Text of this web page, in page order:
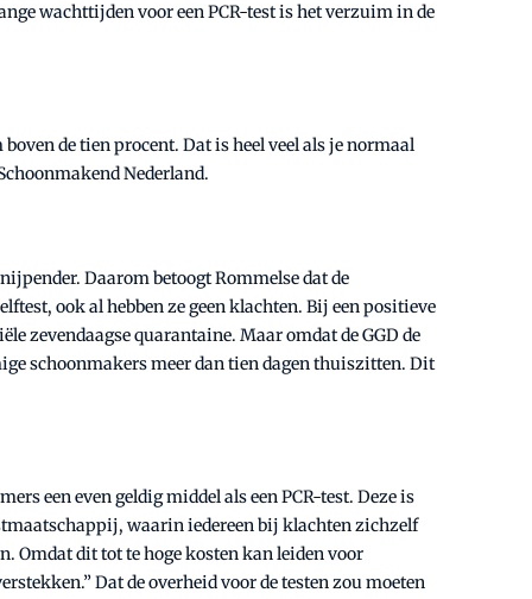
wachttijden voor een PCR-test is het verzuim in de
de tien procent. Dat is heel veel als je normaal
Nederland.
Daarom betoogt Rommelse dat de
ook al hebben ze geen klachten. Bij een positieve
zevendaagse quarantaine. Maar omdat de GGD de
schoonmakers meer dan tien dagen thuiszitten. Dit
een even geldig middel als een PCR-test. Deze is
waarin iedereen bij klachten zichzelf
Omdat dit tot te hoge kosten kan leiden voor
Dat de overheid voor de testen zou moeten